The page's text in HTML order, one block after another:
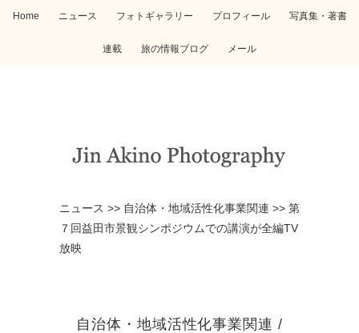
Home ニュース フォトギャラリー プロフィール 写真集・著書
連載 旅の情報ブログ メール
ニュース >> 自治体・地域活性化事業関連 >> 第
７回益田市景観シンポジウムでの講演が全編TV
放映
自治体・地域活性化事業関連 /